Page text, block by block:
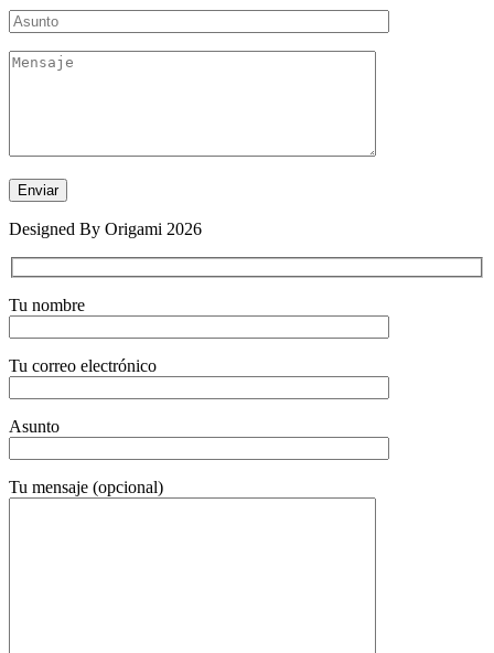
Designed By Origami 2026
Tu nombre
Tu correo electrónico
Asunto
Tu mensaje (opcional)